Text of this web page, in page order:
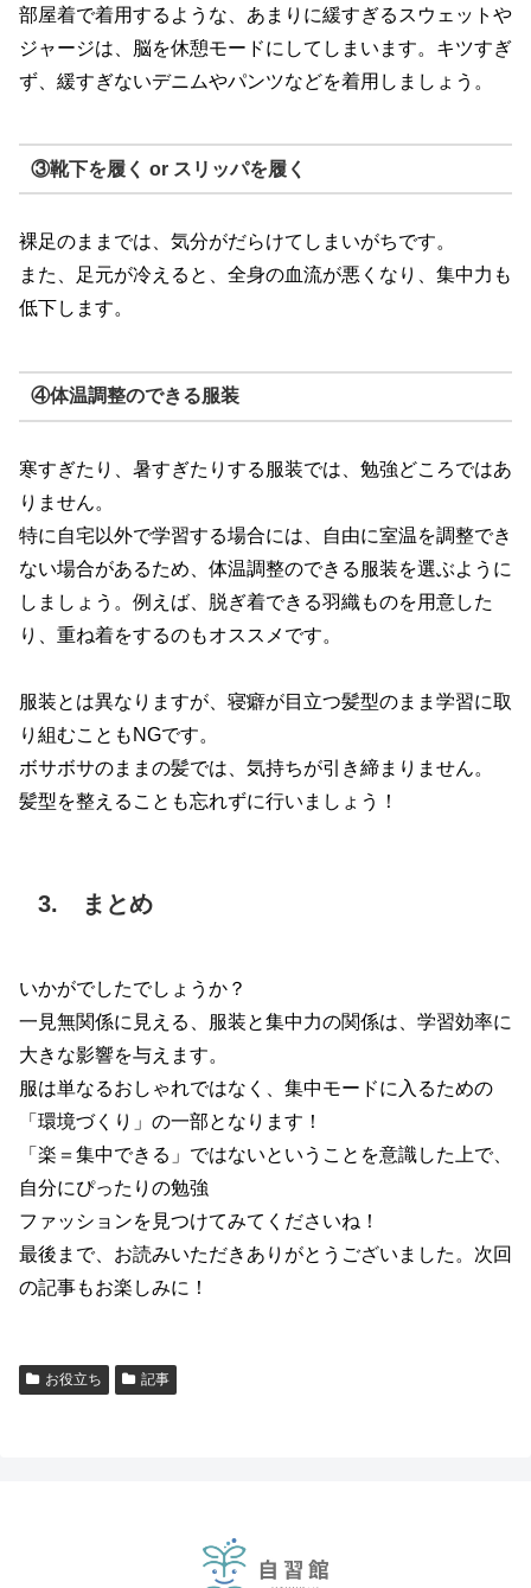
部屋着で着用するような、あまりに緩すぎるスウェットや
ジャージは、脳を休憩モードにしてしまいます。キツすぎ
ず、緩すぎないデニムやパンツなどを着用しましょう。
③靴下を履く or スリッパを履く
裸足のままでは、気分がだらけてしまいがちです。
また、足元が冷えると、全身の血流が悪くなり、集中力も
低下します。
④体温調整のできる服装
寒すぎたり、暑すぎたりする服装では、勉強どころではあ
りません。
特に自宅以外で学習する場合には、自由に室温を調整でき
ない場合があるため、体温調整のできる服装を選ぶように
しましょう。例えば、脱ぎ着できる羽織ものを用意した
り、重ね着をするのもオススメです。
服装とは異なりますが、寝癖が目立つ髪型のまま学習に取
り組むこともNGです。
ボサボサのままの髪では、気持ちが引き締まりません。
髪型を整えることも忘れずに行いましょう！
3. まとめ
いかがでしたでしょうか？
一見無関係に見える、服装と集中力の関係は、学習効率に
大きな影響を与えます。
服は単なるおしゃれではなく、集中モードに入るための
「環境づくり」の一部となります！
「楽＝集中できる」ではないということを意識した上で、
自分にぴったりの勉強
ファッションを見つけてみてくださいね！
最後まで、お読みいただきありがとうございました。次回
の記事もお楽しみに！
お役立ち 記事